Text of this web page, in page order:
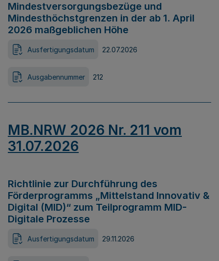
Mindestversorgungsbezüge und
Mindesthöchstgrenzen in der ab 1. April
2026 maßgeblichen Höhe
Ausfertigungsdatum 22.07.2026
Ausgabennummer 212
MB.NRW 2026 Nr. 211 vom
31.07.2026
Richtlinie zur Durchführung des
Förderprogramms „Mittelstand Innovativ &
Digital (MID)“ zum Teilprogramm MID-
Digitale Prozesse
Ausfertigungsdatum 29.11.2026